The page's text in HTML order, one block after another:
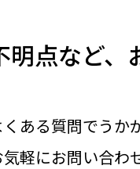
点など、
くある質問でうか
気軽にお問い合わ